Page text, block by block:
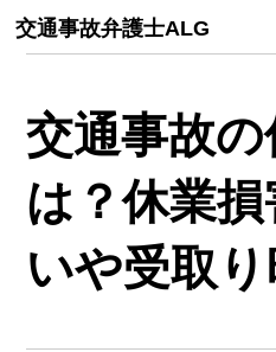
交通事故弁護士ALG
交通事故の
は？休業
いや受取